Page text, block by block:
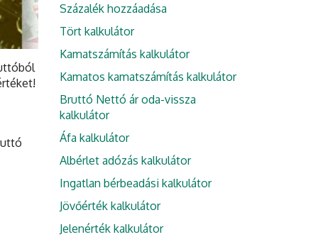
Százalék hozzáadása
Tört kalkulátor
Kamatszámítás kalkulátor
Kamatos kamatszámítás kalkulátor
Bruttó Nettó ár oda-vissza
kalkulátor
Áfa kalkulátor
Albérlet adózás kalkulátor
Ingatlan bérbeadási kalkulátor
Jövőérték kalkulátor
Jelenérték kalkulátor